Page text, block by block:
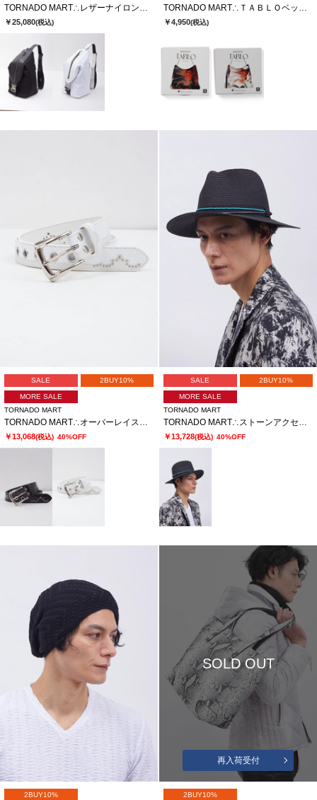
￥25,080(税込) ￥4,950(税込)
SALE 2BUY10%
MORE SALE
TORNADO MART
TORNADO MART∴オーバーレイススネークベルト
￥13,068(税込) 40%OFF
SALE 2BUY10%
MORE SALE
TORNADO MART
TORNADO MART∴ストーンアクセントブレードハット
￥13,728(税込) 40%OFF
2BUY10%
SOLD OUT
再入荷受付
2BUY10%